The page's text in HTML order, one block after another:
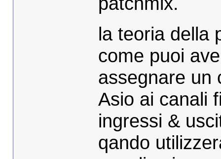
la teoria della
come puoi
assegnare un
Asio ai canali
ingressi &
qando